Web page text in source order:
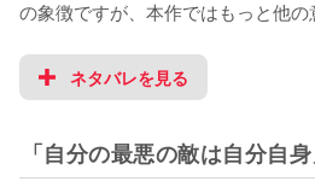
の象徴ですが、本作ではもっと他の
ネタバレを見る
「自分の最悪の敵は自分自身